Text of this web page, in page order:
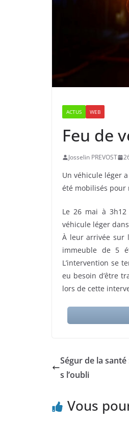
ACTUS WEB
Feu de
Josselin PREVOST
Un véhicule léger
été mobilisés pour
Le 26 mai à
véhicule léger
À leur arrivée sur
immeuble de 5
L’intervention se
eu besoin d’être
lors de cette
Ségur de la
s l’oubli
Vous